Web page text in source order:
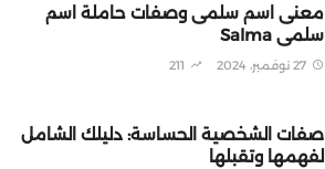
معنى اسم سلمى وصفات حاملة اسم
سلمى Salma
27 نوفمبر، 2024 211
صفات الشخصية الحساسة: دليلك الشامل
لفهمها وتقبلها